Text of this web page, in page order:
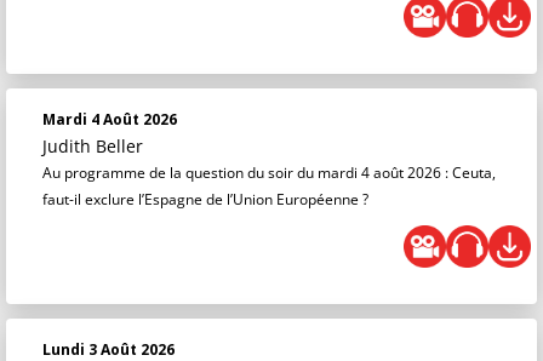
Mardi 4 Août 2026
Judith Beller
Au programme de la question du soir du mardi 4 août 2026 : Ceuta,
faut-il exclure l’Espagne de l’Union Européenne ?
Lundi 3 Août 2026